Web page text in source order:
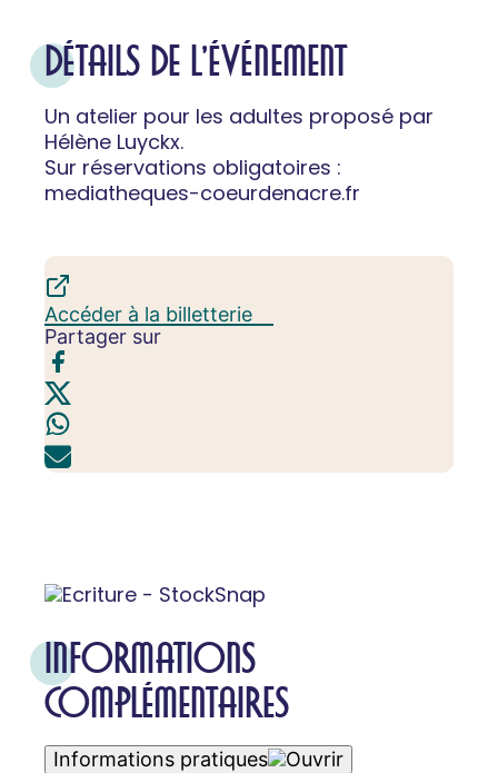
DÉTAILS DE L'ÉVÉNEMENT
Un atelier pour les adultes proposé par
Hélène Luyckx.
Sur réservations obligatoires :
mediatheques-coeurdenacre.fr
Accéder à la billetterie
Partager sur
INFORMATIONS
COMPLÉMENTAIRES
Informations pratiques